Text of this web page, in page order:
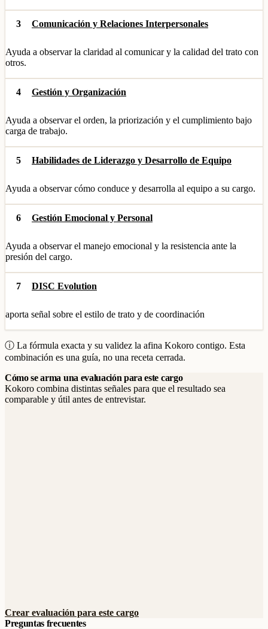
3 Comunicación y Relaciones Interpersonales
Ayuda a observar la claridad al comunicar y la calidad del trato con
otros.
4 Gestión y Organización
Ayuda a observar el orden, la priorización y el cumplimiento bajo
carga de trabajo.
5 Habilidades de Liderazgo y Desarrollo de Equipo
Ayuda a observar cómo conduce y desarrolla al equipo a su cargo.
6 Gestión Emocional y Personal
Ayuda a observar el manejo emocional y la resistencia ante la
presión del cargo.
7 DISC Evolution
aporta señal sobre el estilo de trato y de coordinación
ⓘ La fórmula exacta y su validez la afina Kokoro contigo. Esta
combinación es una guía, no una receta cerrada.
Cómo se arma una evaluación para este cargo
Kokoro combina distintas señales para que el resultado sea
comparable y útil antes de entrevistar.
Crear evaluación para este cargo
Preguntas frecuentes